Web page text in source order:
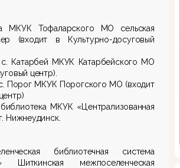
МКУК Тофаларского МО сельская
(входит в Культурно-досуговый
с. Катарбей МКУК Катарбейского МО
центр).
с. Порог МКУК Порогского МО (входит
МКУК «Централизованная
Нижнеудинск.
библиотечная система
Шиткинская межпоселенческая